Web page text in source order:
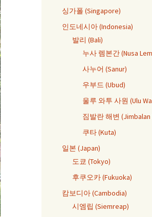
싱가폴 (Singapore)
인도네시아 (Indonesia)
발리 (Bali)
누사 렘본간 (Nusa
사누어 (Sanur)
우부드 (Ubud)
울루 와투 사원 (Ulu
짐발란 해변 (Jimbalan
쿠타 (Kuta)
일본 (Japan)
도쿄 (Tokyo)
후쿠오카 (Fukuoka)
캄보디아 (Cambodia)
시엠립 (Siemreap)